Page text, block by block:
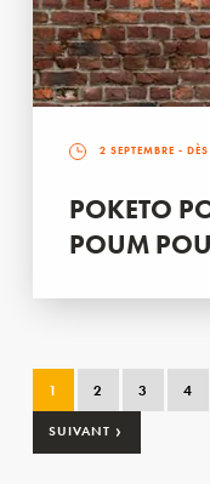
2 SEPTEMBRE -
POKETO
POUM
1 2 3 4
SUIVANT ›